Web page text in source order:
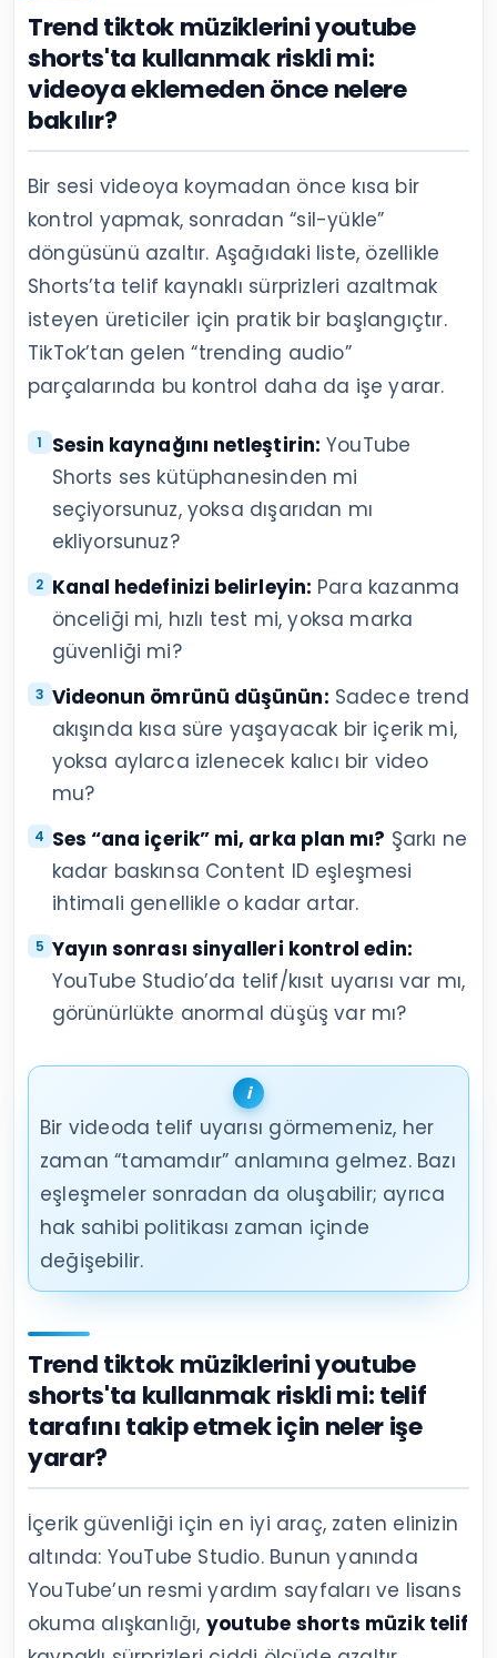
Trend tiktok müziklerini youtube
shorts'ta kullanmak riskli mi:
videoya eklemeden önce nelere
bakılır?
Bir sesi videoya koymadan önce kısa bir
kontrol yapmak, sonradan “sil-yükle”
döngüsünü azaltır. Aşağıdaki liste, özellikle
Shorts’ta telif kaynaklı sürprizleri azaltmak
isteyen üreticiler için pratik bir başlangıçtır.
TikTok’tan gelen “trending audio”
parçalarında bu kontrol daha da işe yarar.
Sesin kaynağını netleştirin: YouTube
Shorts ses kütüphanesinden mi
seçiyorsunuz, yoksa dışarıdan mı
ekliyorsunuz?
Kanal hedefinizi belirleyin: Para kazanma
önceliği mi, hızlı test mi, yoksa marka
güvenliği mi?
Videonun ömrünü düşünün: Sadece trend
akışında kısa süre yaşayacak bir içerik mi,
yoksa aylarca izlenecek kalıcı bir video
mu?
Ses “ana içerik” mi, arka plan mı? Şarkı ne
kadar baskınsa Content ID eşleşmesi
ihtimali genellikle o kadar artar.
Yayın sonrası sinyalleri kontrol edin:
YouTube Studio’da telif/kısıt uyarısı var mı,
görünürlükte anormal düşüş var mı?
Bir videoda telif uyarısı görmemeniz, her
zaman “tamamdır” anlamına gelmez. Bazı
eşleşmeler sonradan da oluşabilir; ayrıca
hak sahibi politikası zaman içinde
değişebilir.
Trend tiktok müziklerini youtube
shorts'ta kullanmak riskli mi: telif
tarafını takip etmek için neler işe
yarar?
İçerik güvenliği için en iyi araç, zaten elinizin
altında: YouTube Studio. Bunun yanında
YouTube’un resmi yardım sayfaları ve lisans
okuma alışkanlığı, youtube shorts müzik telif